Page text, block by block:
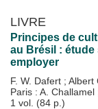
LIVRE
Principes de
au Brésil :
employer
F. W. Dafert ; Albert
Paris : A. Challamel
1 vol. (84 p.)